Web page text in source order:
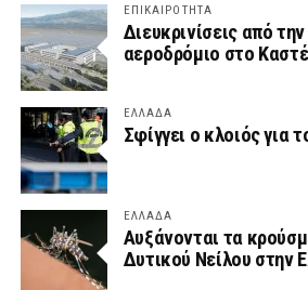
ΕΠΙΚΑΙΡΟΤΗΤΑ
Διευκρινίσεις από
αεροδρόμιο στο
ΕΛΛΑΔΑ
Σφίγγει ο κλοιός για
ΕΛΛΑΔΑ
Αυξάνονται τα
Δυτικού Νείλου στην